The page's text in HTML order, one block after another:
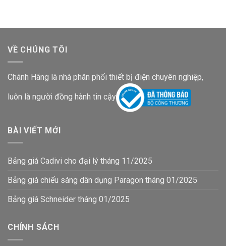
VỀ CHÚNG TÔI
Chánh Hãng là nhà phân phối thiết bị điện chuyên nghiệp,
luôn là người đồng hành tin cậy
BÀI VIẾT MỚI
Bảng giá Cadivi cho đại lý tháng 11/2025
Bảng giá chiếu sáng dân dụng Paragon tháng 01/2025
Bảng giá Schneider tháng 01/2025
CHÍNH SÁCH